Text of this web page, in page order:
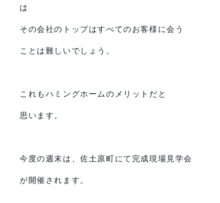
は
その会社のトップはすべてのお客様に会う
ことは難しいでしょう。
これもハミングホームのメリットだと
思います。
今度の週末は、佐土原町にて完成現場見学会
が開催されます。